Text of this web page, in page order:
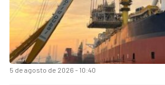
5 de agosto de 2026 - 10:40